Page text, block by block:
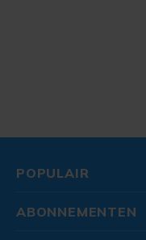
POPULAIR
ABONNEMENTEN